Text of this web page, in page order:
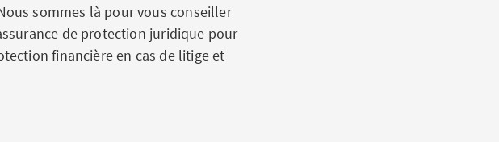
sommes là pour vous conseiller
de protection juridique pour
financière en cas de litige et